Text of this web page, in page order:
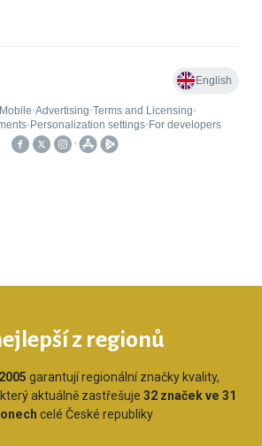
z regionů
garantují regionální značky kvality,
aktuálně zastřešuje 32 značek ve 31
celé České republiky